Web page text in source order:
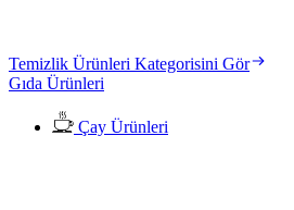
Temizlik Ürünleri Kategorisini Gör
Gıda Ürünleri
Çay Ürünleri